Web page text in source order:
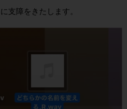
支障をきたします。